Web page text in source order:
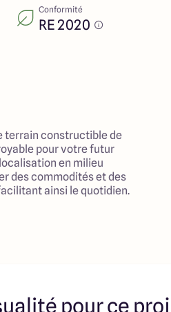
Conformité
RE 2020
terrain constructible de
pour votre futur
en milieu
des commodités et des
ainsi le quotidien.
vous pourrez
qui stimuleront leur
réalisations ARLOGIS
pour ce